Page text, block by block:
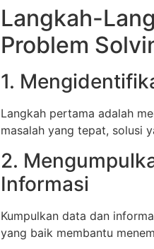
Langkah-
Problem
1.
Langkah pertama adalah
masalah yang tepat, solusi
2.
Informasi
Kumpulkan data dan
yang baik membantu